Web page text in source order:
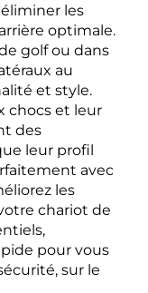
les
optimale.
golf ou dans
au
et style.
chocs et leur
des
leur profil
avec
les
chariot de
pour vous
sur le